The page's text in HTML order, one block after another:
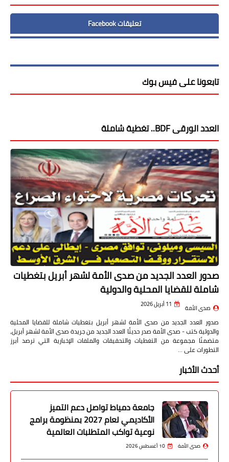
تعليقات Facebook
تابعونا على فيس بوك
العدد الورقى BDF.. تغطية شاملة
صدور العدد الجديد من صدى الأمة لشهر أبريل بتغطيات
شاملة للقضايا المحلية والدولية
صدى الأمة 11 أبريل 2026
صدور العدد الجديد من صدى الأمة لشهر أبريل بتغطيات شاملة للقضايا المحلية
والدولية كتب - صدى الأمة صدر حديثًا العدد الجديد من جريدة صدى الأمة لشهر أبريل،
متضمنًا مجموعة من التغطيات والتحقيقات والملفات الإخبارية التي ترصد أبرز
التطورات على …
أحدث الأخبار
جامعة دمياط تواصل دعم التميز
الأكاديمي لعام 2027 بمنظومة برامج
نوعية تواكب المتطلبات العالمية
صدى الأمة 10 أغسطس 2026